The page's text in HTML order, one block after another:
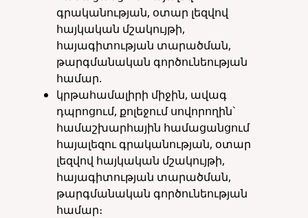
գրականության, օտար լեզվով
հայկական մշակույթի,
հայագիտության տարածման,
թարգմանական գործունեության
համար.
կրթահամալիրի միջին, ավագ
դպրոցում, քոլեջում սովորողին`
համաշխարհային համացանցում
հայալեզու գրականության, օտար
լեզվով հայկական մշակույթի,
հայագիտության տարածման,
թարգմանական գործունեության
համար։